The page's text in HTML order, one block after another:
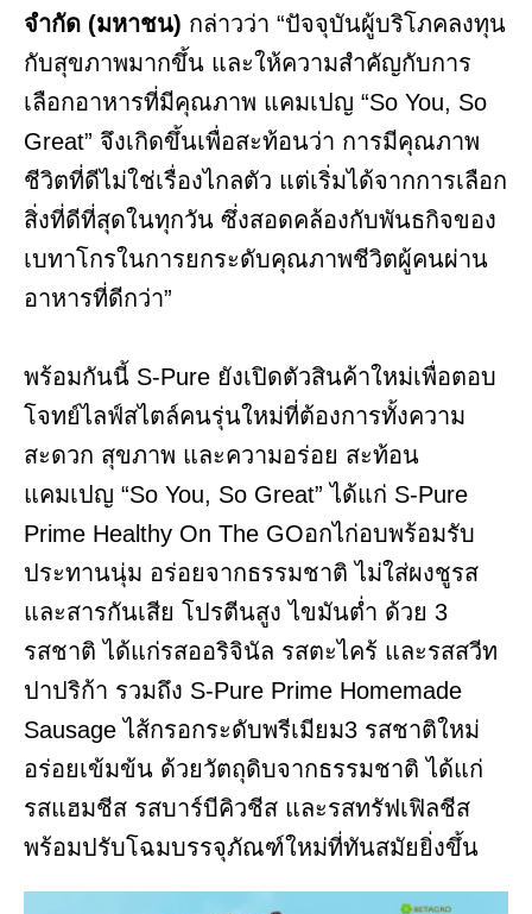
จำกัด (มหาชน) กล่าวว่า “ปัจจุบันผู้บริโภคลงทุน
กับสุขภาพมากขึ้น และให้ความสำคัญกับการ
เลือกอาหารที่มีคุณภาพ แคมเปญ “So You, So
Great” จึงเกิดขึ้นเพื่อสะท้อนว่า การมีคุณภาพ
ชีวิตที่ดีไม่ใช่เรื่องไกลตัว แต่เริ่มได้จากการเลือก
สิ่งที่ดีที่สุดในทุกวัน ซึ่งสอดคล้องกับพันธกิจของ
เบทาโกรในการยกระดับคุณภาพชีวิตผู้คนผ่าน
อาหารที่ดีกว่า”
พร้อมกันนี้ S-Pure ยังเปิดตัวสินค้าใหม่เพื่อตอบ
โจทย์ไลฟ์สไตล์คนรุ่นใหม่ที่ต้องการทั้งความ
สะดวก สุขภาพ และความอร่อย สะท้อน
แคมเปญ “So You, So Great” ได้แก่ S-Pure
Prime Healthy On The GOอกไก่อบพร้อมรับ
ประทานนุ่ม อร่อยจากธรรมชาติ ไม่ใส่ผงชูรส
และสารกันเสีย โปรตีนสูง ไขมันต่ำ ด้วย 3
รสชาติ ได้แก่รสออริจินัล รสตะไคร้ และรสสวีท
ปาปริก้า รวมถึง S-Pure Prime Homemade
Sausage ไส้กรอกระดับพรีเมียม3 รสชาติใหม่
อร่อยเข้มข้น ด้วยวัตถุดิบจากธรรมชาติ ได้แก่
รสแฮมชีส รสบาร์บีคิวชีส และรสทรัฟเฟิลชีส
พร้อมปรับโฉมบรรจุภัณฑ์ใหม่ที่ทันสมัยยิ่งขึ้น